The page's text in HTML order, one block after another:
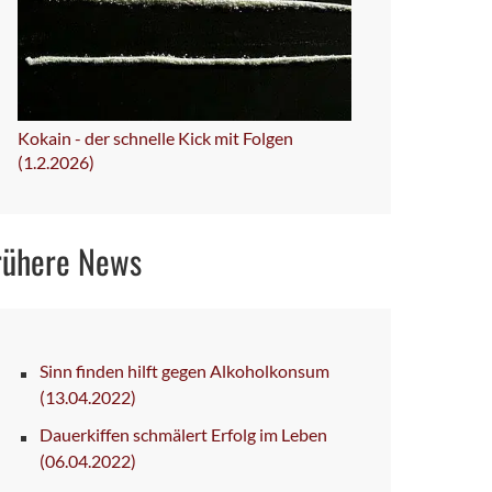
Kokain - der schnelle Kick mit Folgen
(1.2.2026)
News
Sinn finden hilft gegen Alkoholkonsum
(13.04.2022)
Dauerkiffen schmälert Erfolg im Leben
(06.04.2022)